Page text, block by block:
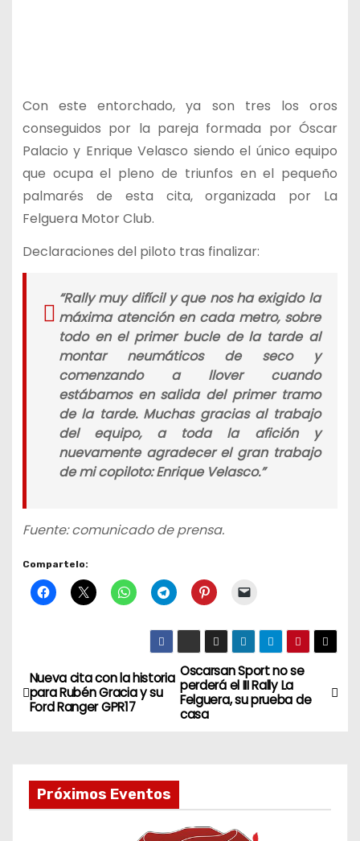
Con este entorchado, ya son tres los oros
conseguidos por la pareja formada por Óscar
Palacio y Enrique Velasco siendo el único equipo
que ocupa el pleno de triunfos en el pequeño
palmarés de esta cita, organizada por La
Felguera Motor Club.
Declaraciones del piloto tras finalizar:
“Rally muy difícil y que nos ha exigido la
máxima atención en cada metro, sobre
todo en el primer bucle de la tarde al
montar neumáticos de seco y
comenzando a llover cuando
estábamos en salida del primer tramo
de la tarde. Muchas gracias al trabajo
del equipo, a toda la afición y
nuevamente agradecer el gran trabajo
de mi copiloto: Enrique Velasco.”
Fuente: comunicado de prensa.
Compartelo:
N
a
e
g
Oscarsan Sport no se
perderá el III Rally La
Felguera, su prueba de
casa
Nueva cita con la historia
para Rubén Gracia y su
Ford Ranger GPR17
Próximos Eventos